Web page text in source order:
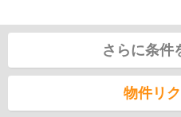
さらに条件
物件リ